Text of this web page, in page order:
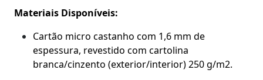
Materiais Disponíveis:
Cartão micro castanho com 1,6 mm de
espessura, revestido com cartolina
branca/cinzento (exterior/interior) 250 g/m2.